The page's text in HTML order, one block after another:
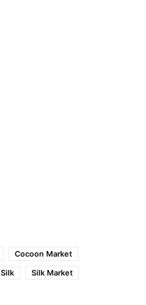
Cocoon Market
Silk Silk Market